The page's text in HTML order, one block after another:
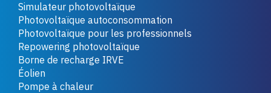
Simulateur photovoltaïque
Photovoltaïque autoconsommation
Photovoltaïque pour les professionnels
Repowering photovoltaïque
Borne de recharge IRVE
Éolien
Pompe à chaleur